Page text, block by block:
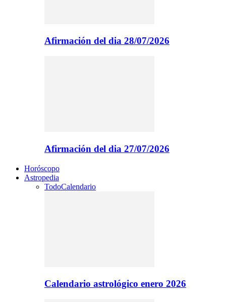
Afirmación del dia 28/07/2026
Afirmación del dia 27/07/2026
Horóscopo
Astropedia
TodoCalendario
Calendario astrológico enero 2026